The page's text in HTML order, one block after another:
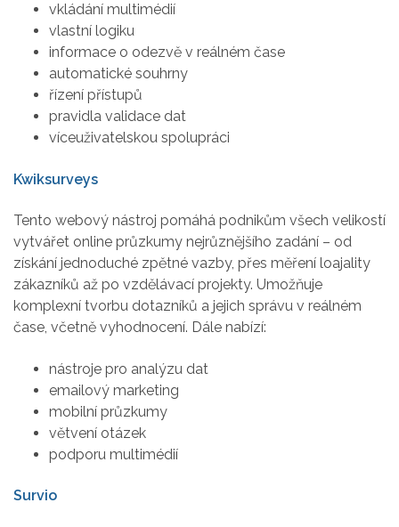
vkládání multimédií
vlastní logiku
informace o odezvě v reálném čase
automatické souhrny
řízení přístupů
pravidla validace dat
víceuživatelskou spolupráci
Kwiksurveys
Tento webový nástroj pomáhá podnikům všech velikostí
vytvářet online průzkumy nejrůznějšího zadání – od
získání jednoduché zpětné vazby, přes měření loajality
zákazníků až po vzdělávací projekty. Umožňuje
komplexní tvorbu dotazníků a jejich správu v reálném
čase, včetně vyhodnocení. Dále nabízí:
nástroje pro analýzu dat
emailový marketing
mobilní průzkumy
větvení otázek
podporu multimédií
Survio